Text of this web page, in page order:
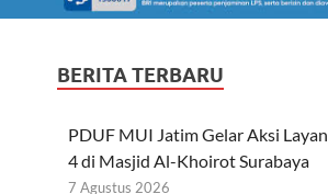
BERITA TERBARU
PDUF MUI Jatim Gelar Aksi
4 di Masjid Al-Khoirot Surabaya
7 Agustus 2026